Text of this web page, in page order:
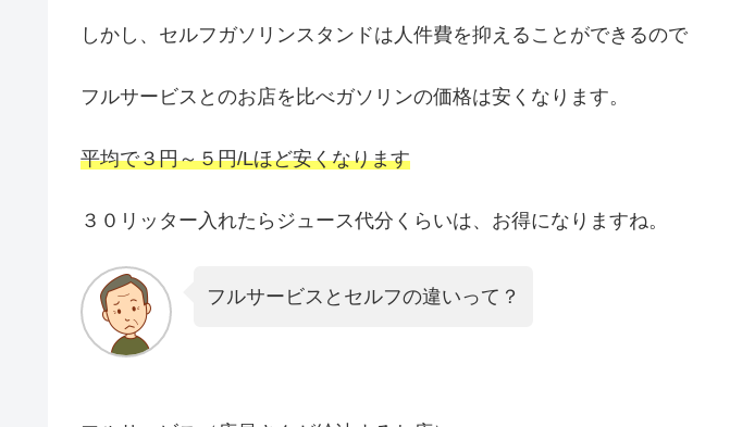
しかし、セルフガソリンスタンドは人件費を抑えることができるので
フルサービスとのお店を比べガソリンの価格は安くなります。
平均で３円～５円/Lほど安くなります
３０リッター入れたらジュース代分くらいは、お得になりますね。
フルサービスとセルフの違いって？